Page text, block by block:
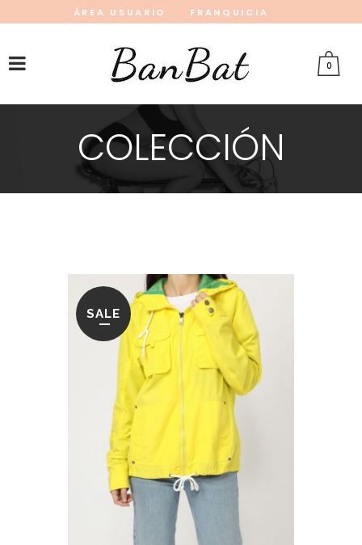
ÁREA USUARIO
FRANQUICIA
0
COLECCIÓN
SALE